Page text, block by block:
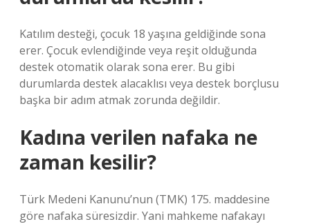
Katılım desteği, çocuk 18 yaşına geldiğinde sona
erer. Çocuk evlendiğinde veya reşit olduğunda
destek otomatik olarak sona erer. Bu gibi
durumlarda destek alacaklısı veya destek borçlusu
başka bir adım atmak zorunda değildir.
Kadına verilen nafaka ne
zaman kesilir?
Türk Medeni Kanunu’nun (TMK) 175. maddesine
göre nafaka süresizdir. Yani mahkeme nafakayı